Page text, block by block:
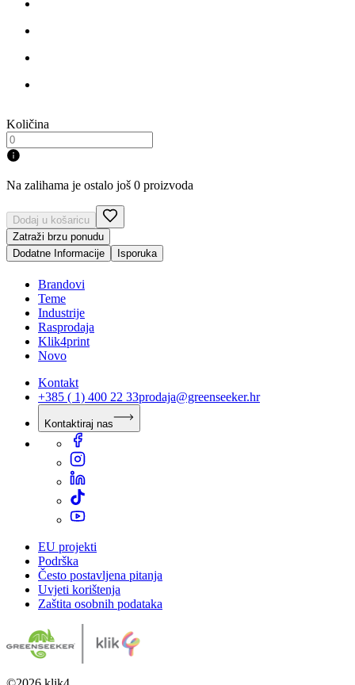
Količina
Na zalihama je ostalo još 0 proizvoda
Dodaj u košaricu
Zatraži brzu ponudu
Dodatne Informacije
Isporuka
Brandovi
Teme
Industrije
Rasprodaja
Klik4print
Novo
Kontakt
+385 ( 1) 400 22 33prodaja@greenseeker.hr
Kontaktiraj nas
EU projekti
Podrška
Često postavljena pitanja
Uvjeti korištenja
Zaštita osobnih podataka